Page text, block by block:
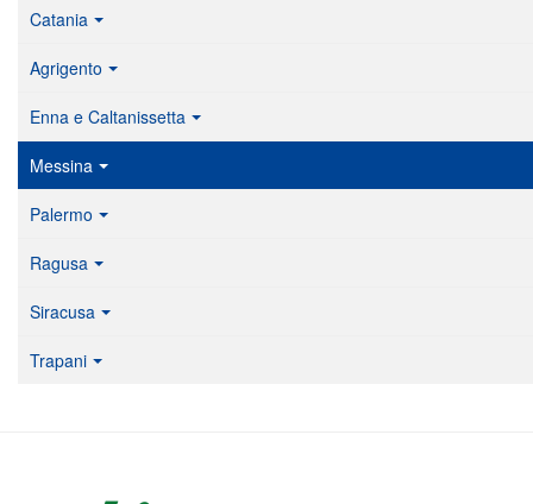
Catania
Agrigento
Enna e Caltanissetta
Messina
Palermo
Ragusa
Siracusa
Trapani